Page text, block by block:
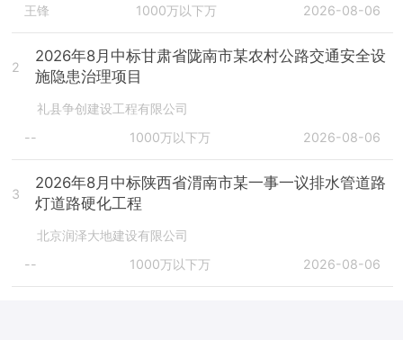
王锋
1000万以下万 2026-08-06
2
2026年8月中标甘肃省陇南市某农村公路交通安全设
施隐患治理项目
礼县争创建设工程有限公司
--
1000万以下万 2026-08-06
3
2026年8月中标陕西省渭南市某一事一议排水管道路
灯道路硬化工程
北京润泽大地建设有限公司
--
1000万以下万 2026-08-06